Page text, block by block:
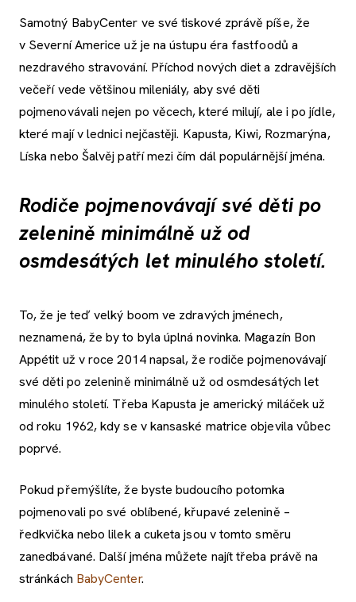
Samotný BabyCenter ve své tiskové zprávě píše, že
v Severní Americe už je na ústupu éra fastfoodů a
nezdravého stravování. Příchod nových diet a zdravějších
večeří vede většinou mileniály, aby své děti
pojmenovávali nejen po věcech, které milují, ale i po jídle,
které mají v lednici nejčastěji. Kapusta, Kiwi, Rozmarýna,
Líska nebo Šalvěj patří mezi čím dál populárnější jména.
Rodiče pojmenovávají své děti po
zelenině minimálně už od
osmdesátých let minulého století.
To, že je teď velký boom ve zdravých jménech,
neznamená, že by to byla úplná novinka. Magazín Bon
Appétit už v roce 2014 napsal, že rodiče pojmenovávají
své děti po zelenině minimálně už od osmdesátých let
minulého století. Třeba Kapusta je americký miláček už
od roku 1962, kdy se v kansaské matrice objevila vůbec
poprvé.
Pokud přemýšlíte, že byste budoucího potomka
pojmenovali po své oblíbené, křupavé zelenině –
ředkvička nebo lilek a cuketa jsou v tomto směru
zanedbávané. Další jména můžete najít třeba právě na
stránkách BabyCenter.